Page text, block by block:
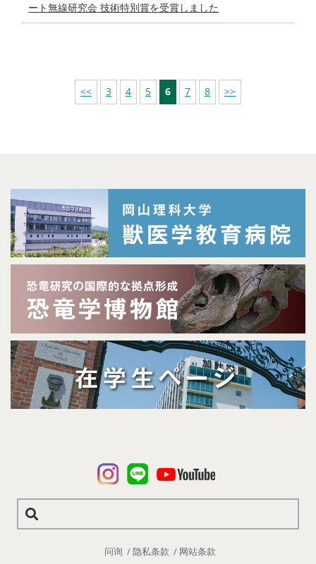
ート無線研究会 技術特別賞を受賞しました
<< 3 4 5 6 7 8 >>
问询 隐私条款
网站条款